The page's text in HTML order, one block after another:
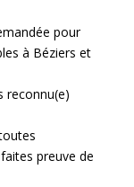
pour
à Béziers et
reconnu(e)
preuve de